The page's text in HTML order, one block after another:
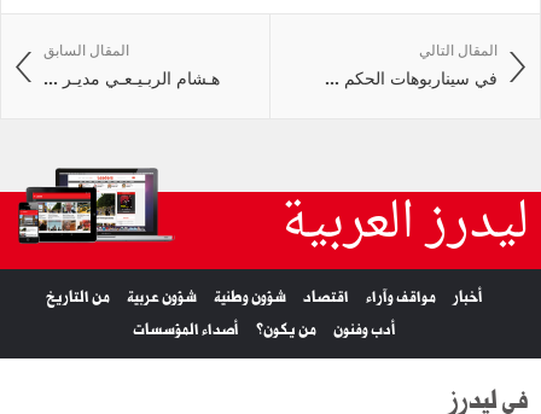
المقال السابق
هـشام الربـيـعـي مديـر ...
المقال التالي
في سيناربوهات الحكم ...
ليدرز العربية
أخبار مواقف وآراء اقتصاد شؤون وطنية شؤون عربية
من التاريخ
أدب وفنون
من يكون؟ أصداء المؤسسات
في ليدرز